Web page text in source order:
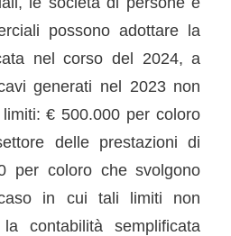
possono adottare la
nel corso del 2024, a
generati nel 2023 non
€ 500.000 per coloro
delle prestazioni di
per coloro che svolgono
in cui tali limiti non
contabilità semplificata